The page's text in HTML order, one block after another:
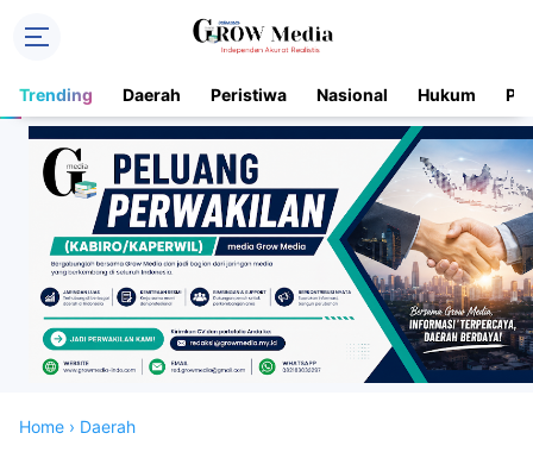
Trending Daerah Peristiwa Nasional Hukum
Home › Daerah